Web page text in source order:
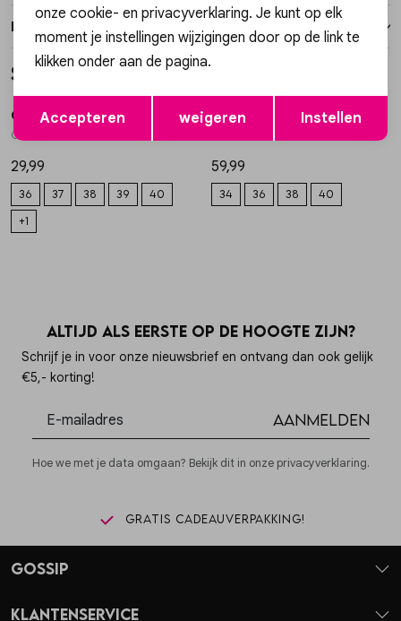
Retourneren
Style dit met
Gossip
CQ-670 BALLERINA MESH
29,99
36 37 38 39
40
+1
1/2
Gossip
59,99
34 36 38 40
Altijd als eerste op de hoogte zijn?
Schrijf je in voor onze nieuwsbrief en ontvang dan ook gelijk
€5,- korting!
Aanmelden
Hoe we met je data omgaan? Bekijk dit in onze privacyverklaring.
Gratis cadeauverpakking!
Gossip
Klantenservice
Opslaan
onze cookie- en privacyverklaring. Je kunt op elk
moment je instellingen wijzigingen door op de link te
klikken onder aan de pagina.
Accepteren weigeren Instellen